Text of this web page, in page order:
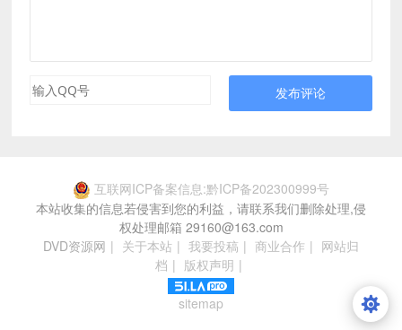
发布评论
互联网ICP备案信息:黔ICP备202300999号
本站收集的信息若侵害到您的利益，请联系我们删除处理,侵
权处理邮箱 29160@163.com
DVD资源网 | 关于本站 | 我要投稿 | 商业合作 | 网站归
档 | 版权声明 |
sitemap